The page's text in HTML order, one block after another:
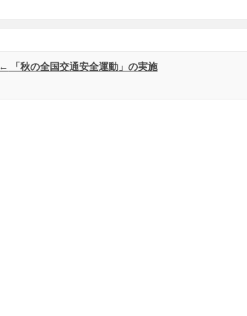
Post navigation
← 「秋の全国交通安全運動」の実施